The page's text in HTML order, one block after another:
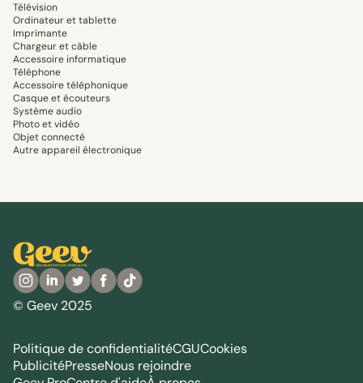
Télévision
Ordinateur et tablette
Imprimante
Chargeur et câble
Accessoire informatique
Téléphone
Accessoire téléphonique
Casque et écouteurs
Système audio
Photo et vidéo
Objet connecté
Autre appareil électronique
© Geev 2025
Politique de confidentialitéCGUCookies
PublicitéPresseNous rejoindre